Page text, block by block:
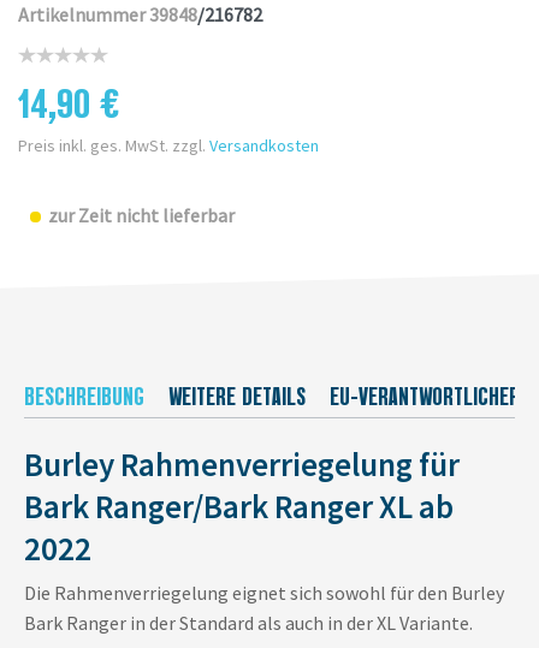
Artikelnummer 39848/216782
14,90 €
Preis inkl. ges. MwSt. zzgl. Versandkosten
zur Zeit nicht lieferbar
BESCHREIBUNG WEITERE DETAILS EU-VERANTWORTLICHER
Burley Rahmenverriegelung für
Bark Ranger/Bark Ranger XL ab
2022
Die Rahmenverriegelung eignet sich sowohl für den Burley
Bark Ranger in der Standard als auch in der XL Variante.